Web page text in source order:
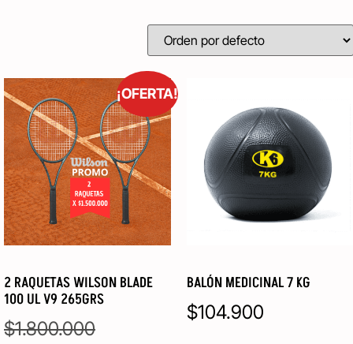
¡OFERTA!
2 RAQUETAS WILSON BLADE
100 UL V9 265GRS
$1.800.000
BALÓN MEDICINAL 7 KG
$104.900